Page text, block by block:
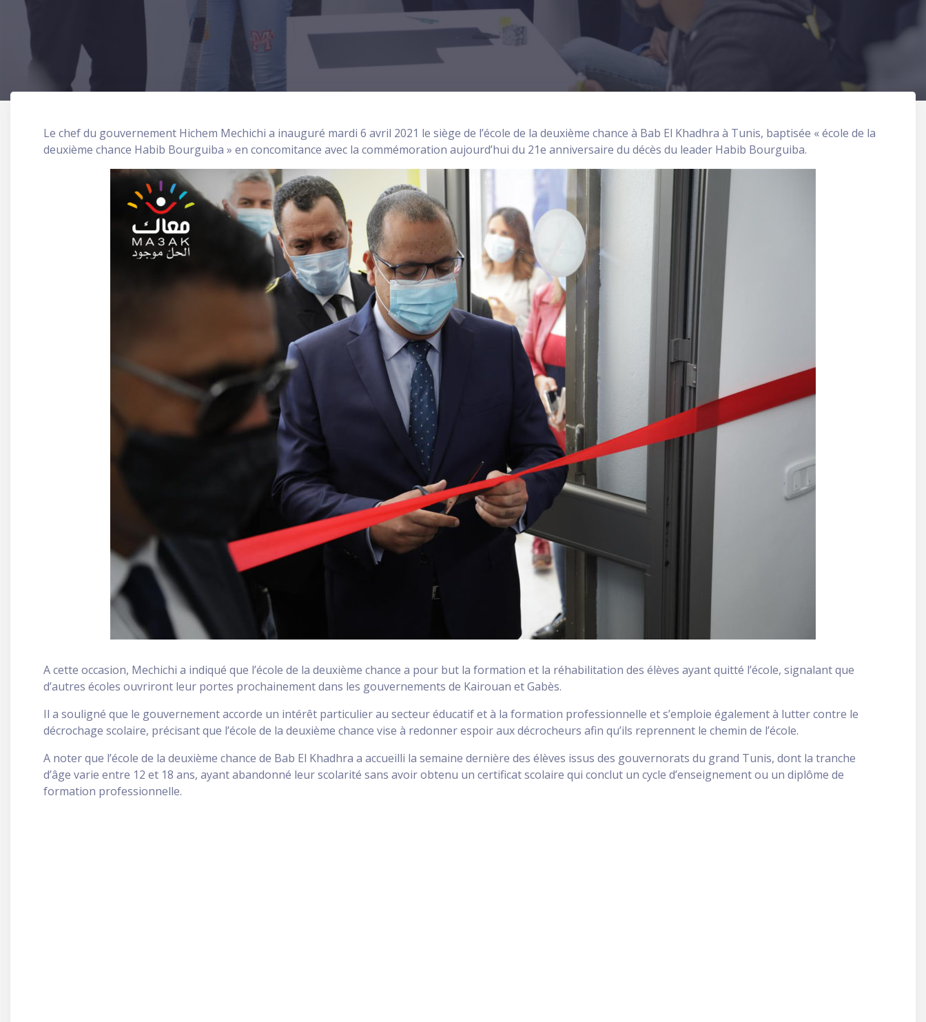
Le chef du gouvernement Hichem Mechichi a inauguré mardi 6 avril 2021 le siège de l’école de la deuxième chance à Bab El Khadhra à Tunis, baptisée « école de la
deuxième chance Habib Bourguiba » en concomitance avec la commémoration aujourd’hui du 21e anniversaire du décès du leader Habib Bourguiba.
A cette occasion, Mechichi a indiqué que l’école de la deuxième chance a pour but la formation et la réhabilitation des élèves ayant quitté l’école, signalant que
d’autres écoles ouvriront leur portes prochainement dans les gouvernements de Kairouan et Gabès.
Il a souligné que le gouvernement accorde un intérêt particulier au secteur éducatif et à la formation professionnelle et s’emploie également à lutter contre le
décrochage scolaire, précisant que l’école de la deuxième chance vise à redonner espoir aux décrocheurs afin qu’ils reprennent le chemin de l’école.
A noter que l’école de la deuxième chance de Bab El Khadhra a accueilli la semaine dernière des élèves issus des gouvernorats du grand Tunis, dont la tranche
d’âge varie entre 12 et 18 ans, ayant abandonné leur scolarité sans avoir obtenu un certificat scolaire qui conclut un cycle d’enseignement ou un diplôme de
formation professionnelle.